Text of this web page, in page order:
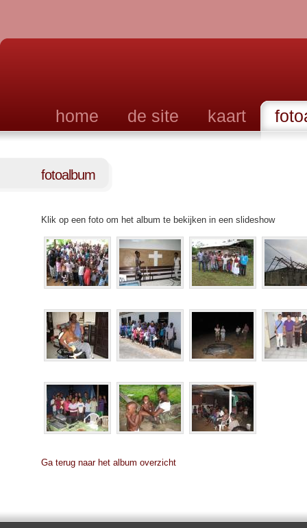
fotoalbum
Klik op een foto om het album te bekijken in een slideshow
Ga terug naar het album overzicht
home de site kaart